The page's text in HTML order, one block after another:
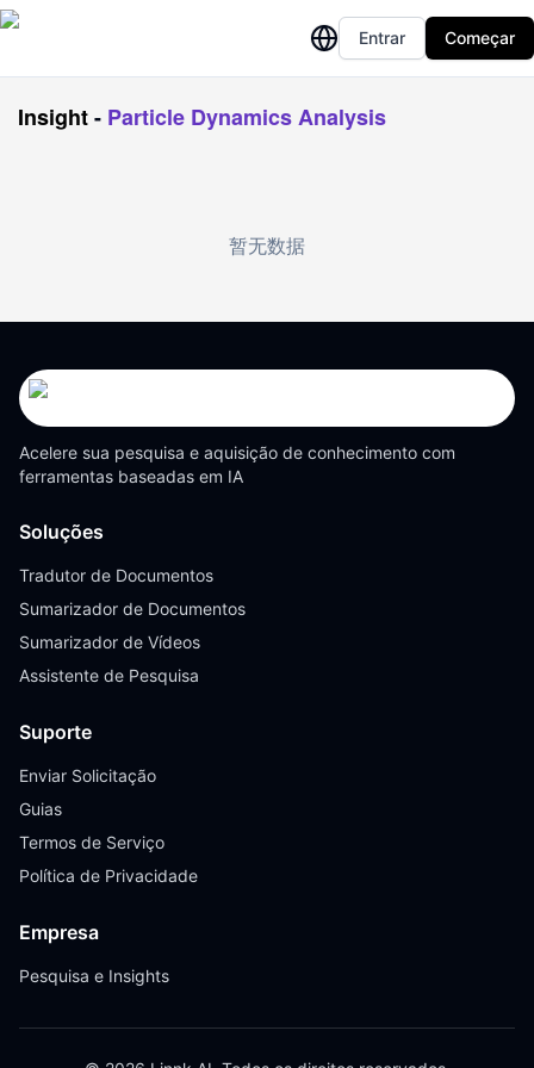
Entrar Começar
Insight- Particle Dynamics Analysis
暂无数据
Acelere sua pesquisa e aquisição de conhecimento com
ferramentas baseadas em IA
Soluções
Tradutor de Documentos
Sumarizador de Documentos
Sumarizador de Vídeos
Assistente de Pesquisa
Suporte
Enviar Solicitação
Guias
Termos de Serviço
Política de Privacidade
Empresa
Pesquisa e Insights